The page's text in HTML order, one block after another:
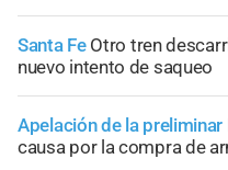
Santa Fe Otro tren
nuevo intento de saqueo
Apelación de la preliminar
causa por la compra de